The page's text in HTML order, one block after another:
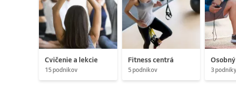
Cvičenie a lekcie
15 podnikov
Fitness centrá
5 podnikov 3 podniky